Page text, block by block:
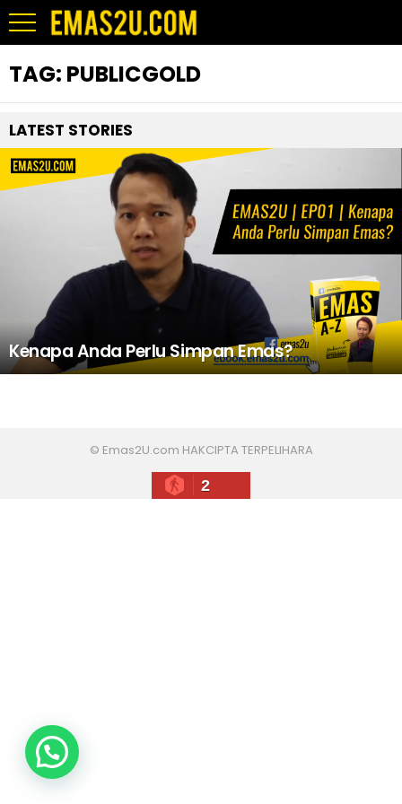
TAG: PUBLICGOLD
LATEST STORIES
Kenapa Anda Perlu Simpan Emas?
© Emas2U.com HAKCIPTA TERPELIHARA
2